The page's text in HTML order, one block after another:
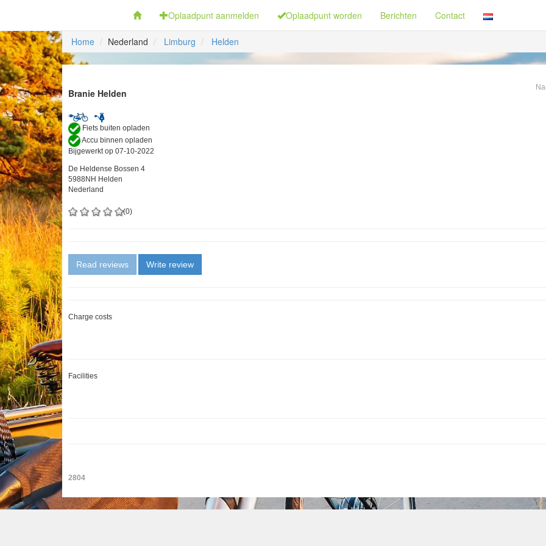
Oplaadpunt aanmelden Oplaadpunt worden Berichten Contact
Home Nederland Limburg Helden
Branie Helden
Fiets buiten opladen
Accu binnen opladen
Bijgewerkt op 07-10-2022
De Heldense Bossen 4
5988NH Helden
Nederland
(0)
Read reviews Write review
Charge costs
Facilities
2804